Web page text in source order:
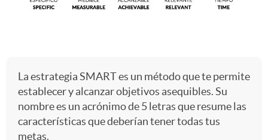
n
A
t
A
r
La estrategia SMART es un método que te permite
establecer y alcanzar objetivos asequibles. Su
nombre es un acrónimo de 5 letras que resume las
características que deberían tener todas tus
metas.